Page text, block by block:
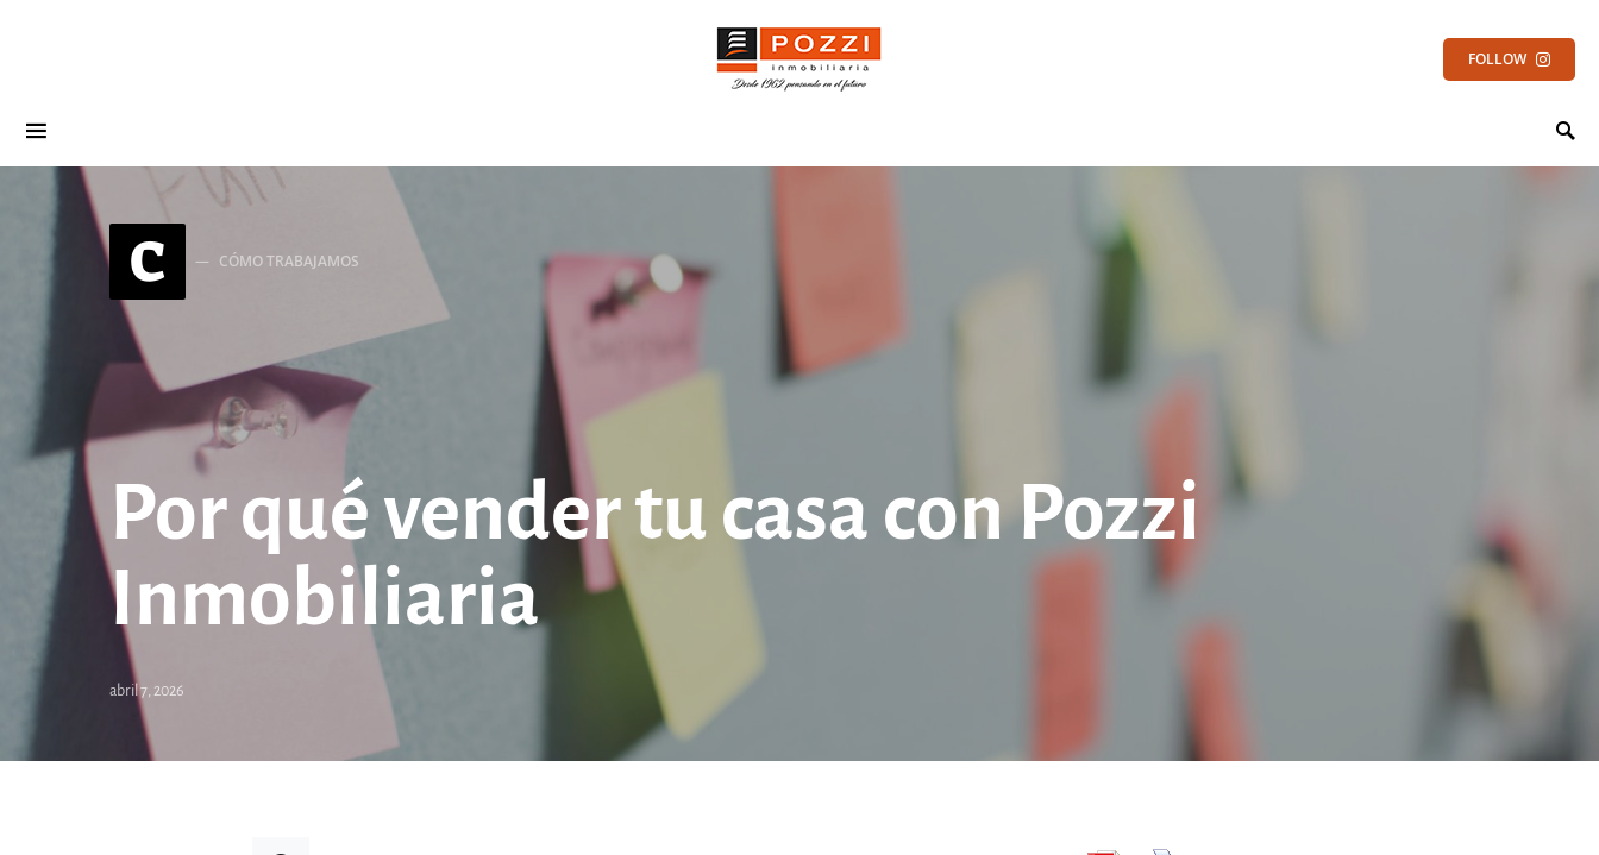
FOLLOW
C CÓMO TRABAJAMOS
Por qué vender tu casa con Pozzi
Inmobiliaria
abril 7, 2026